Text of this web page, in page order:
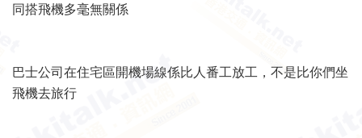
同搭飛機多毫無關係
巴士公司在住宅區開機場線係比人番工放工，不是比你們坐
飛機去旅行